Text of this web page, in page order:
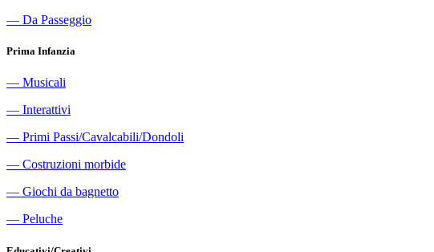
― Da Passeggio
Prima Infanzia
― Musicali
― Interattivi
― Primi Passi/Cavalcabili/Dondoli
― Costruzioni morbide
― Giochi da bagnetto
― Peluche